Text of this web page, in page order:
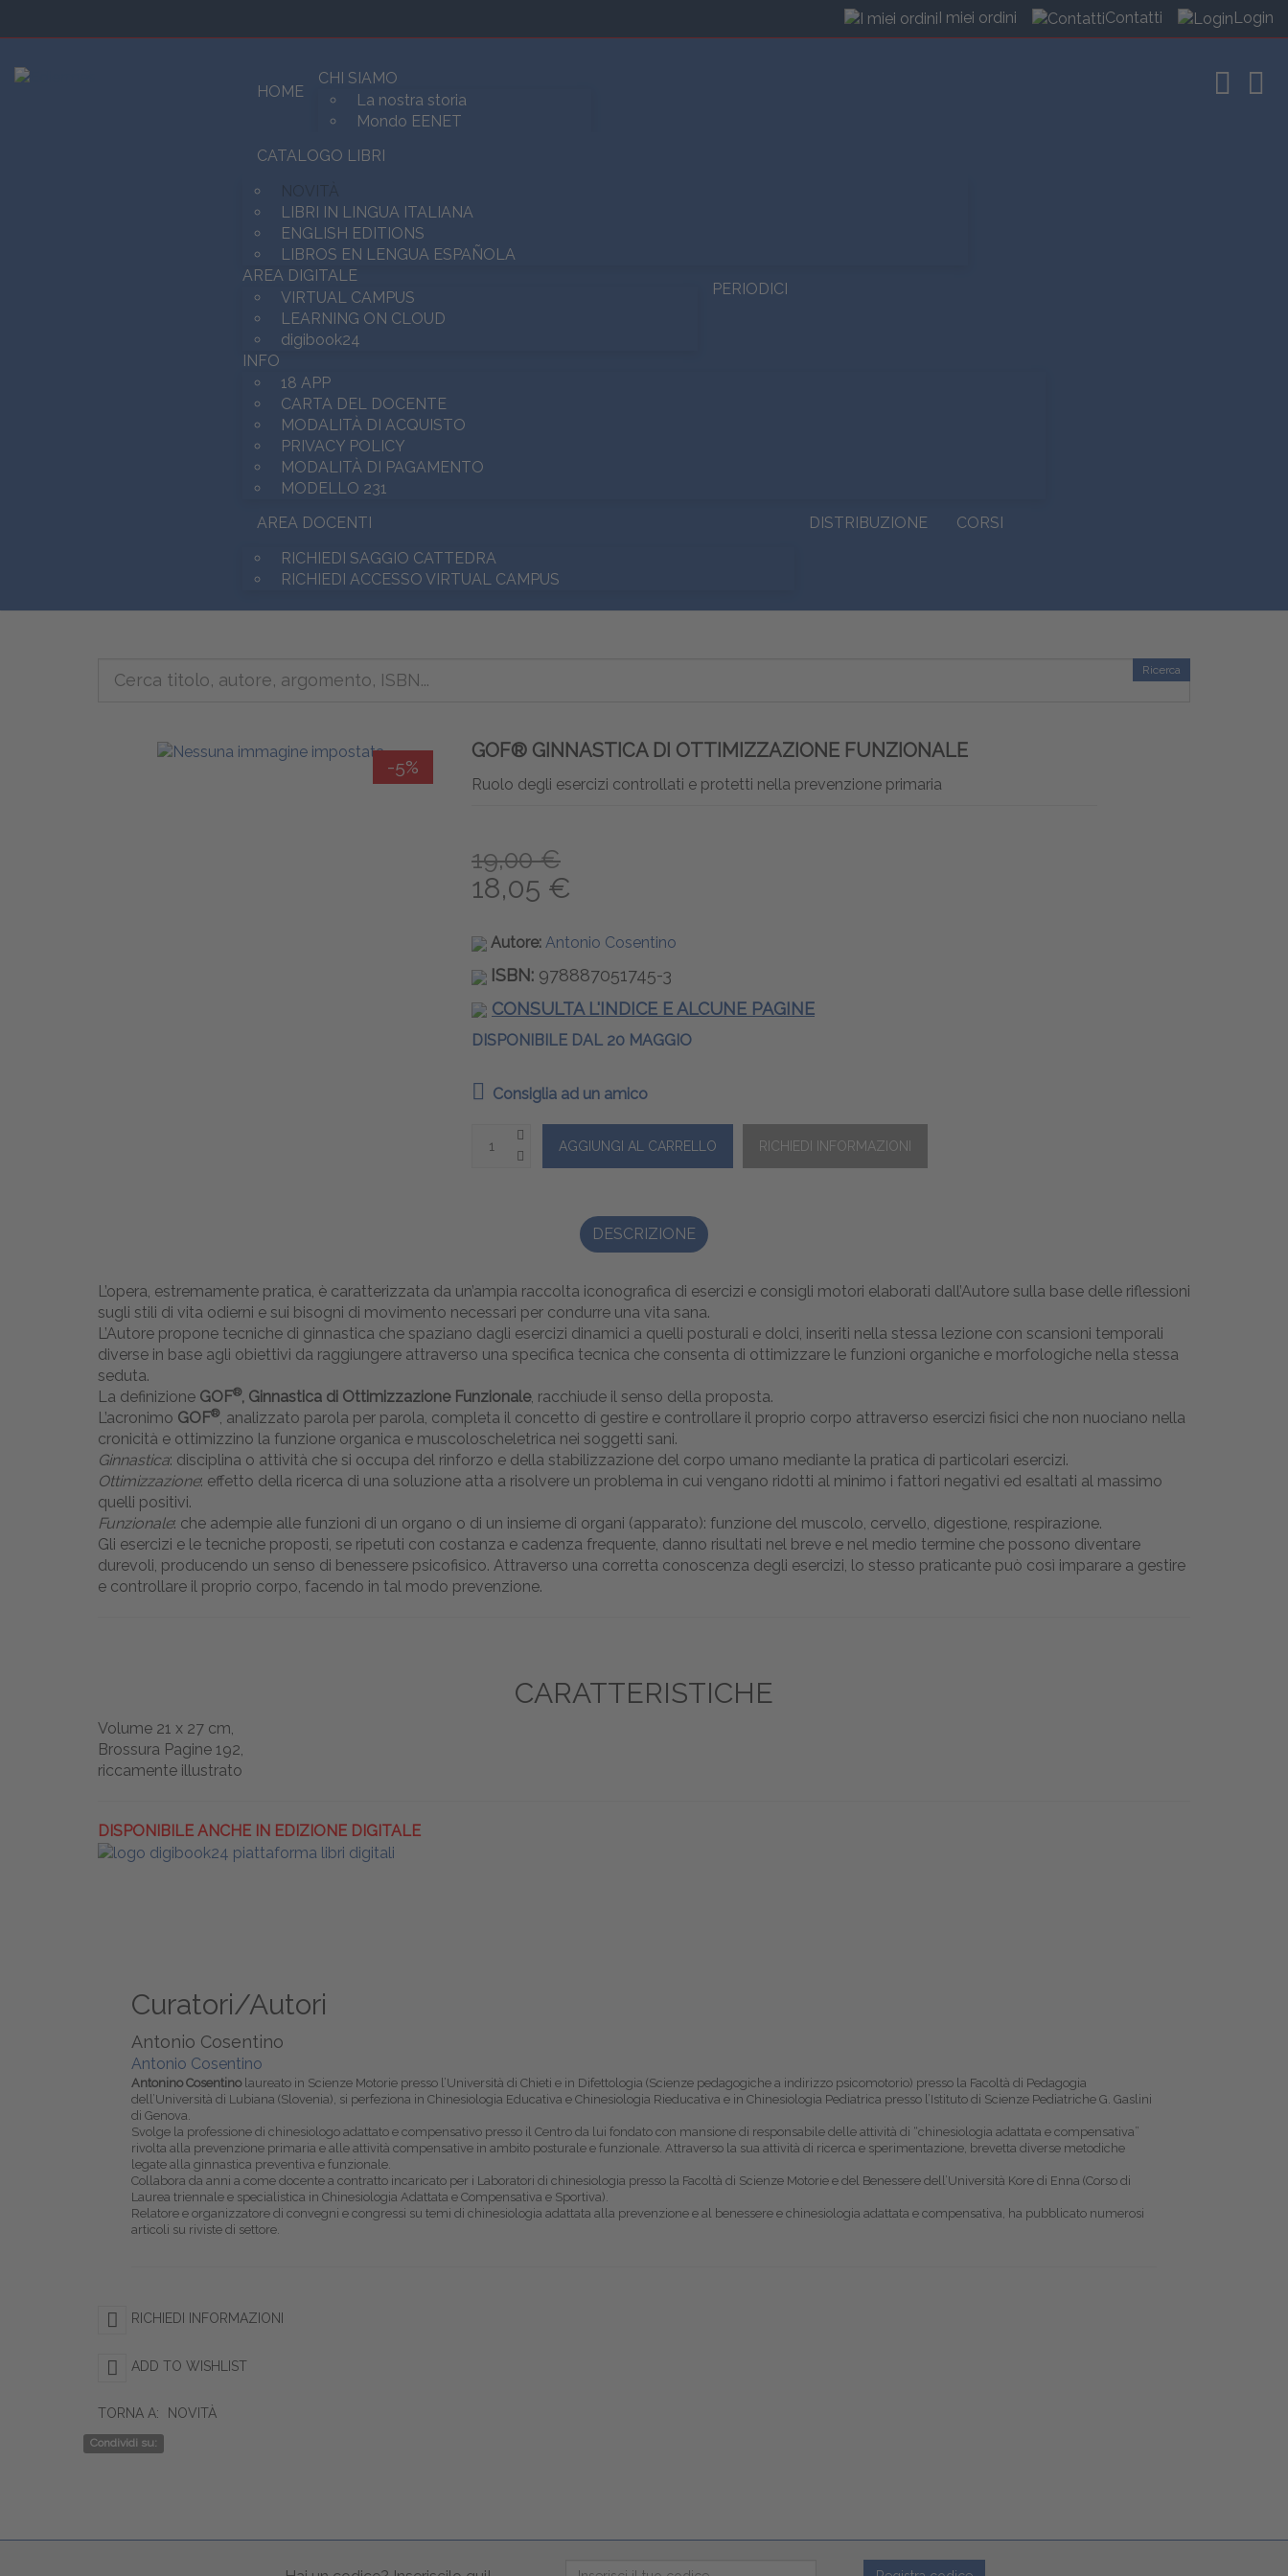
I miei ordini Contatti Login
HOME
CHI SIAMO
La nostra storia
Mondo EENET
CATALOGO LIBRI
NOVITÀ
LIBRI IN LINGUA ITALIANA
ENGLISH EDITIONS
LIBROS EN LENGUA ESPAÑOLA
AREA DIGITALE
VIRTUAL CAMPUS
LEARNING ON CLOUD
digibook24
PERIODICI
INFO
18 APP
CARTA DEL DOCENTE
MODALITÀ DI ACQUISTO
PRIVACY POLICY
MODALITÀ DI PAGAMENTO
MODELLO 231
AREA DOCENTI
RICHIEDI SAGGIO CATTEDRA
RICHIEDI ACCESSO VIRTUAL CAMPUS
DISTRIBUZIONE CORSI
Ricerca
-5%
GOF® GINNASTICA DI OTTIMIZZAZIONE FUNZIONALE
Ruolo degli esercizi controllati e protetti nella prevenzione primaria
19,00 €
18,05 €
Autore: Antonio Cosentino
ISBN: 978887051745-3
CONSULTA L'INDICE E ALCUNE PAGINE
DISPONIBILE DAL 20 MAGGIO
Consiglia ad un amico
DESCRIZIONE
L’opera, estremamente pratica, è caratterizzata da un’ampia raccolta iconografica di esercizi e consigli motori elaborati dall’Autore sulla base delle riflessioni
sugli stili di vita odierni e sui bisogni di movimento necessari per condurre una vita sana.
L’Autore propone tecniche di ginnastica che spaziano dagli esercizi dinamici a quelli posturali e dolci, inseriti nella stessa lezione con scansioni temporali
diverse in base agli obiettivi da raggiungere attraverso una specifica tecnica che consenta di ottimizzare le funzioni organiche e morfologiche nella stessa
seduta.
La definizione GOF®, Ginnastica di Ottimizzazione Funzionale, racchiude il senso della proposta.
L’acronimo GOF®, analizzato parola per parola, completa il concetto di gestire e controllare il proprio corpo attraverso esercizi fisici che non nuociano nella
cronicità e ottimizzino la funzione organica e muscoloscheletrica nei soggetti sani.
Ginnastica: disciplina o attività che si occupa del rinforzo e della stabilizzazione del corpo umano mediante la pratica di particolari esercizi.
Ottimizzazione: effetto della ricerca di una soluzione atta a risolvere un problema in cui vengano ridotti al minimo i fattori negativi ed esaltati al massimo
quelli positivi.
Funzionale: che adempie alle funzioni di un organo o di un insieme di organi (apparato): funzione del muscolo, cervello, digestione, respirazione.
Gli esercizi e le tecniche proposti, se ripetuti con costanza e cadenza frequente, danno risultati nel breve e nel medio termine che possono diventare
durevoli, producendo un senso di benessere psicofisico. Attraverso una corretta conoscenza degli esercizi, lo stesso praticante può così imparare a gestire
e controllare il proprio corpo, facendo in tal modo prevenzione.
CARATTERISTICHE
Volume 21 x 27 cm,
Brossura Pagine 192,
riccamente illustrato
DISPONIBILE ANCHE IN EDIZIONE DIGITALE
Curatori/Autori
Antonio Cosentino
Antonio Cosentino
Antonino Cosentinolaureato in Scienze Motorie presso l’Università di Chieti e in Difettologia (Scienze pedagogiche a indirizzo psicomotorio) presso la Facoltà di Pedagogia
dell’Università di Lubiana (Slovenia), si perfeziona in Chinesiologia Educativa e Chinesiologia Rieducativa e in Chinesiologia Pediatrica presso l’Istituto di Scienze Pediatriche G. Gaslini
di Genova.
Svolge la professione di chinesiologo adattato e compensativo presso il Centro da lui fondato con mansione di responsabile delle attività di “chinesiologia adattata e compensativa”
rivolta alla prevenzione primaria e alle attività compensative in ambito posturale e funzionale. Attraverso la sua attività di ricerca e sperimentazione, brevetta diverse metodiche
legate alla ginnastica preventiva e funzionale.
Collabora da anni a come docente a contratto incaricato per i Laboratori di chinesiologia presso la Facoltà di Scienze Motorie e del Benessere dell’Università Kore di Enna (Corso di
Laurea triennale e specialistica in Chinesiologia Adattata e Compensativa e Sportiva).
Relatore e organizzatore di convegni e congressi su temi di chinesiologia adattata alla prevenzione e al benessere e chinesiologia adattata e compensativa, ha pubblicato numerosi
articoli su riviste di settore.
RICHIEDI INFORMAZIONI
ADD TO WISHLIST
TORNA A: NOVITÀ
Condividi su: